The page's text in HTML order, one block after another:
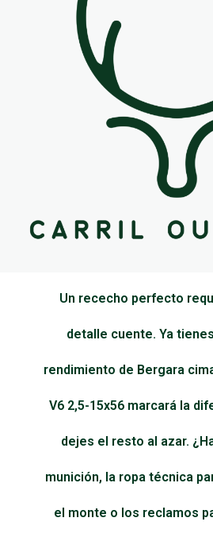
Un rececho perfecto
detalle cuente. Ya
rendimiento de Bergara
V6 2,5-15x56 marcará la
dejes el resto al azar.
munición, la ropa técnica
el monte o los reclamos